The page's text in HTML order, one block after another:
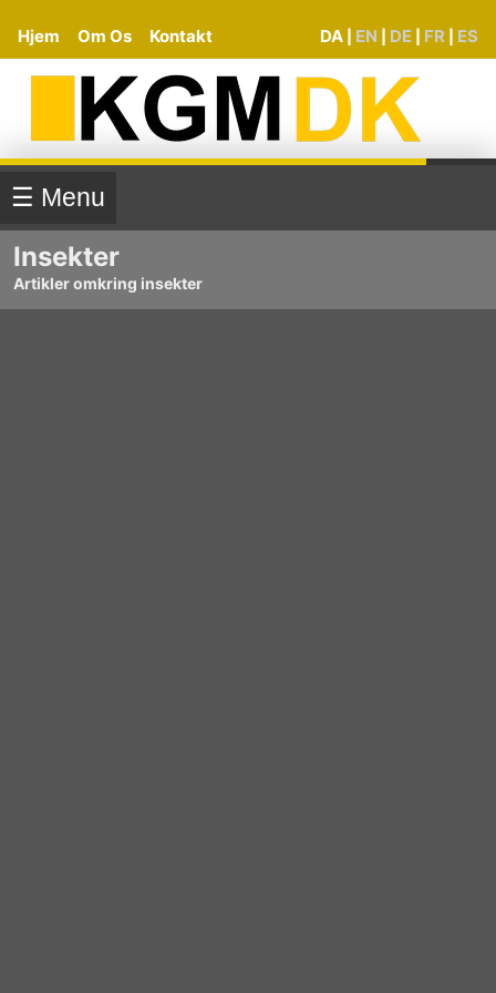
Hjem Om Os Kontakt DA EN DE FR ES
☰ Menu
Insekter
Artikler omkring insekter